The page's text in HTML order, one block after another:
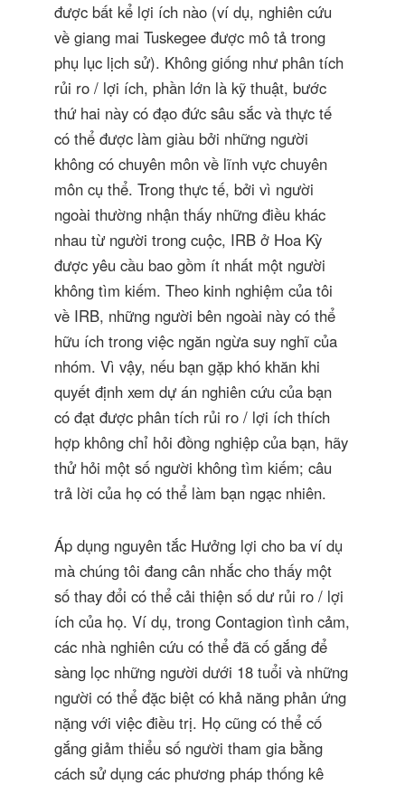
được bất kể lợi ích nào (ví dụ, nghiên cứu
về giang mai Tuskegee được mô tả trong
phụ lục lịch sử). Không giống như phân tích
rủi ro / lợi ích, phần lớn là kỹ thuật, bước
thứ hai này có đạo đức sâu sắc và thực tế
có thể được làm giàu bởi những người
không có chuyên môn về lĩnh vực chuyên
môn cụ thể. Trong thực tế, bởi vì người
ngoài thường nhận thấy những điều khác
nhau từ người trong cuộc, IRB ở Hoa Kỳ
được yêu cầu bao gồm ít nhất một người
không tìm kiếm. Theo kinh nghiệm của tôi
về IRB, những người bên ngoài này có thể
hữu ích trong việc ngăn ngừa suy nghĩ của
nhóm. Vì vậy, nếu bạn gặp khó khăn khi
quyết định xem dự án nghiên cứu của bạn
có đạt được phân tích rủi ro / lợi ích thích
hợp không chỉ hỏi đồng nghiệp của bạn, hãy
thử hỏi một số người không tìm kiếm; câu
trả lời của họ có thể làm bạn ngạc nhiên.
Áp dụng nguyên tắc Hưởng lợi cho ba ví dụ
mà chúng tôi đang cân nhắc cho thấy một
số thay đổi có thể cải thiện số dư rủi ro / lợi
ích của họ. Ví dụ, trong Contagion tình cảm,
các nhà nghiên cứu có thể đã cố gắng để
sàng lọc những người dưới 18 tuổi và những
người có thể đặc biệt có khả năng phản ứng
nặng với việc điều trị. Họ cũng có thể cố
gắng giảm thiểu số người tham gia bằng
cách sử dụng các phương pháp thống kê